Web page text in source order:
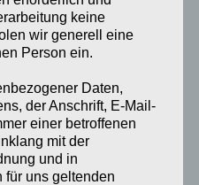
keine
wir generell eine
Person ein.
Daten,
der Anschrift, E-Mail-
einer betroffenen
mit der
und in
für uns geltenden